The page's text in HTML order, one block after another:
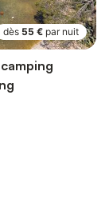
dès 55 € par nuit